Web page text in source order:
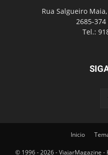
Rua Salgueiro
2685-
Tel.:
Inicio
© 1996 - 2026 - ViajarMagazine -